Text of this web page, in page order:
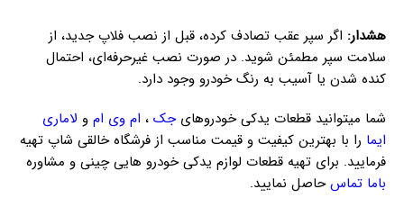
هشدار: اگر سپر عقب تصادف کرده، قبل از نصب فلاپ جدید، از
سلامت سپر مطمئن شوید. در صورت نصب غیرحرفه‌ای، احتمال
کنده شدن یا آسیب به رنگ خودرو وجود دارد.
شما میتوانید قطعات یدکی خودروهایجک ، ام وی ام و لاماری
ایما را با بهترین کیفیت و قیمت مناسب از فرشگاه خالقی شاپ تهیه
فرمایید. برای تهیه قطعات لوازم یدکی خودرو هایی چینی و مشاوره
باما تماس حاصل نمایید.